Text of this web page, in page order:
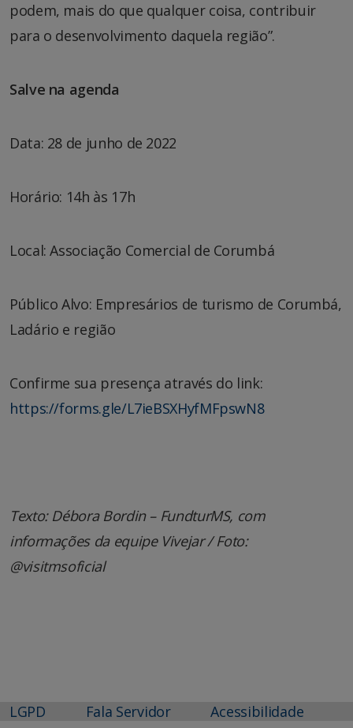
podem, mais do que qualquer coisa, contribuir
para o desenvolvimento daquela região”.
Salve na agenda
Data: 28 de junho de 2022
Horário: 14h às 17h
Local: Associação Comercial de Corumbá
Público Alvo: Empresários de turismo de Corumbá,
Ladário e região
Confirme sua presença através do link:
https://forms.gle/L7ieBSXHyfMFpswN8
Texto: Débora Bordin – FundturMS, com
informações da equipe Vivejar / Foto:
@visitmsoficial
LGPD Fala Servidor Acessibilidade